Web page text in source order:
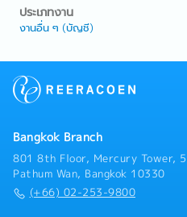
ประเภทงาน
งานอื่น ๆ (บัญชี)
Bangkok Branch
801 8th Floor, Mercury Tower,
Pathum Wan, Bangkok 10330
(+66) 02-253-9800